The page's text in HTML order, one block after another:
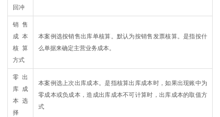
回冲
销售
成本
核算
方式
本案例选按销售出库单核算。默认为按销售发票核算。是指按什
么单据来确定主营业务成本。
零出
库成
本选
择
本案例选上次出库成本。是指核算出库成本时，如果出现账中为
零成本或负成本，造成出库成本不可计算时，出库成本的取值方
式